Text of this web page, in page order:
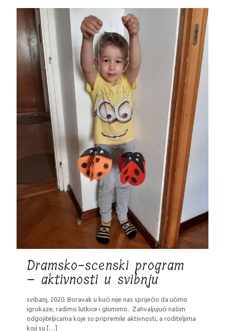
Dramsko-scenski program
– aktivnosti u svibnju
svibanj, 2020. Boravak u kući nije nas spriječio da učimo
igrokaze, radimo lutkice i glumimo. Zahvaljujući našim
odgojiteljicama koje su pripremile aktivnosti, a roditeljima
koji su […]